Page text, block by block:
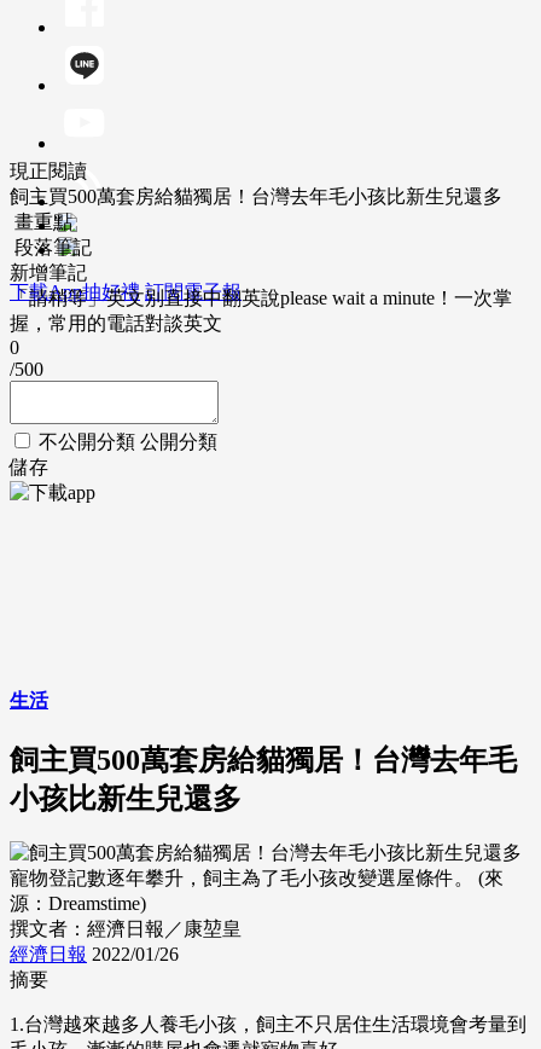
下載App抽好禮 訂閱電子報
現正閱讀
飼主買500萬套房給貓獨居！台灣去年毛小孩比新生兒還多
畫重點
段落筆記
新增筆記
「請稍等」英文別直接中翻英說please wait a minute！一次掌
握，常用的電話對談英文
0
/500
不公開分類 公開分類
儲存
生活
飼主買500萬套房給貓獨居！台灣去年毛
小孩比新生兒還多
寵物登記數逐年攀升，飼主為了毛小孩改變選屋條件。 (來
源：Dreamstime)
撰文者：經濟日報／康堃皇
經濟日報 2022/01/26
摘要
1.台灣越來越多人養毛小孩，飼主不只居住生活環境會考量到